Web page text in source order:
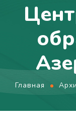
Главная